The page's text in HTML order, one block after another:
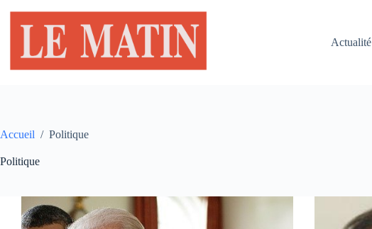
contenu
Actualité
Accueil / Politique
Politique